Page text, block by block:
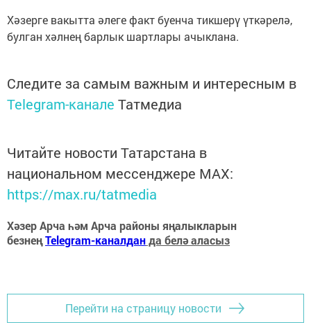
Хәзерге вакытта әлеге факт буенча тикшерү үткәрелә,
булган хәлнең барлык шартлары ачыклана.
Следите за самым важным и интересным в
Telegram-канале Татмедиа
Читайте новости Татарстана в
национальном мессенджере MАХ:
https://max.ru/tatmedia
Хәзер Арча һәм Арча районы яңалыкларын
безнеңTelegram-каналданда белә аласыз
Перейти на страницу новости